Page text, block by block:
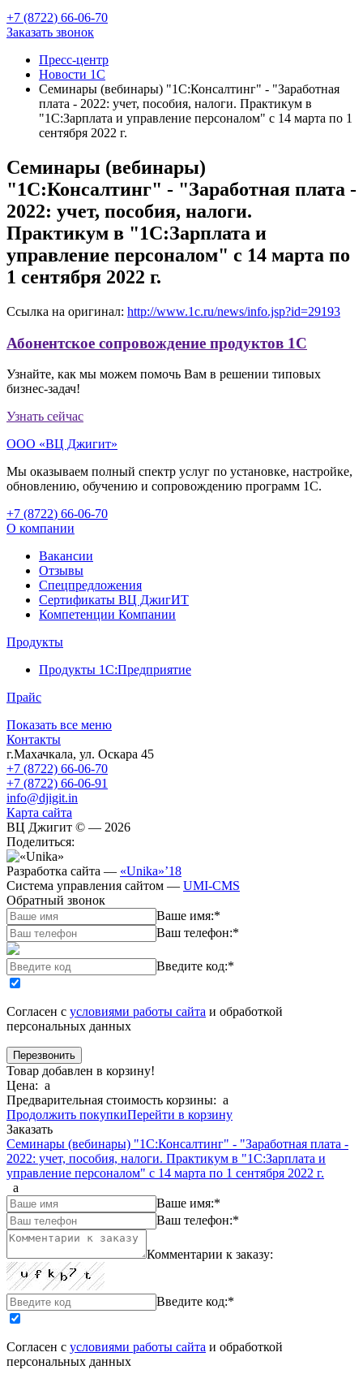
+7 (8722) 66-06-70
Заказать звонок
Пресс-центр
Новости 1С
Семинары (вебинары) "1С:Консалтинг" - "Заработная
плата - 2022: учет, пособия, налоги. Практикум в
"1С:Зарплата и управление персоналом" с 14 марта по 1
сентября 2022 г.
Семинары (вебинары)
"1С:Консалтинг" - "Заработная плата -
2022: учет, пособия, налоги.
Практикум в "1С:Зарплата и
управление персоналом" с 14 марта по
1 сентября 2022 г.
Ссылка на оригинал: http://www.1c.ru/news/info.jsp?id=29193
Абонентское сопровождение продуктов 1C
Узнайте, как мы можем помочь Вам в решении типовых
бизнес-задач!
Узнать сейчас
ООО «ВЦ Джигит»
Мы оказываем полный спектр услуг по установке, настройке,
обновлению, обучению и сопровождению программ 1С.
+7 (8722) 66-06-70
О компании
Вакансии
Отзывы
Спецпредложения
Сертификаты ВЦ ДжигИТ
Компетенции Компании
Продукты
Продукты 1С:Предприятие
Прайс
Показать все меню
Контакты
г.Махачкала, ул. Оскара 45
+7 (8722) 66-06-70
+7 (8722) 66-06-91
info@djigit.in
Карта сайта
ВЦ Джигит © — 2026
Поделиться:
Разработка сайта — «Unika»’18
Система управления сайтом — UMI-CMS
Обратный звонок
Ваше имя:*
Ваш телефон:*
Введите код:*
Согласен с условиями работы сайта и обработкой
персональных данных
Товар добавлен в корзину!
Цена: a
Предварительная стоимость корзины: a
Продолжить покупкиПерейти в корзину
Заказать
Семинары (вебинары) "1С:Консалтинг" - "Заработная плата -
2022: учет, пособия, налоги. Практикум в "1С:Зарплата и
управление персоналом" с 14 марта по 1 сентября 2022 г.
a
Ваше имя:*
Ваш телефон:*
Комментарии к заказу:
Введите код:*
Согласен с условиями работы сайта и обработкой
персональных данных